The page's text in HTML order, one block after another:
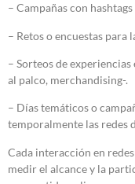
– Campañas con
– Retos o encuestas para
– Sorteos de
al palco, merchandising-.
– Días temáticos o
temporalmente las redes
Cada interacción en
medir el alcance y la